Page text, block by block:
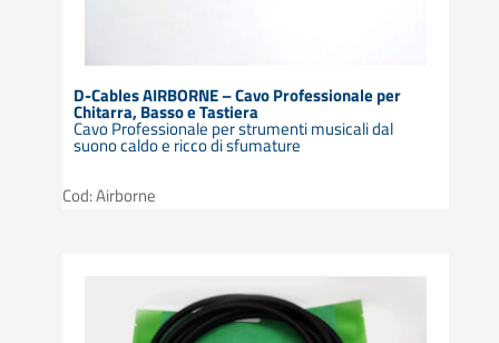
D-Cables AIRBORNE – Cavo Professionale per
Chitarra, Basso e Tastiera
Cavo Professionale per strumenti musicali dal
suono caldo e ricco di sfumature
Cod: Airborne